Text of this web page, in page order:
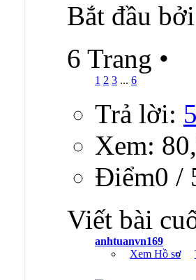
Bắt đầu bởi
6 Trang •
1 2 3 ... 6
Trả lời:
Xem:
Ðiểm0 /
Viết bài
anhtuanvn169
Xem Hồ sơ